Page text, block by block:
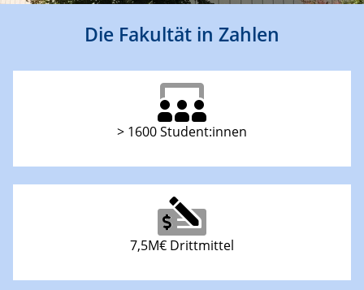
Die Fakultät in Zahlen
> 1600 Student:innen
7,5M€ Drittmittel